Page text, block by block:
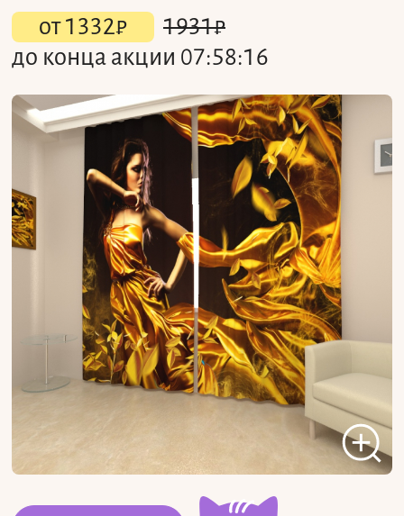
от1332₽ 1931₽
до конца акции 07:58:16